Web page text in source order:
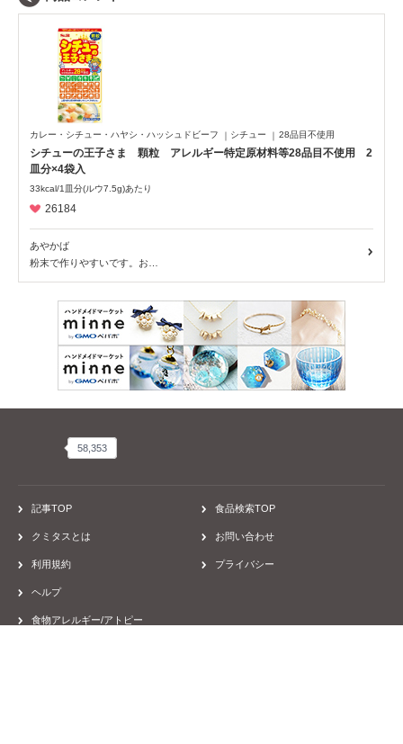
カレー・シチュー・ハヤシ・ハッシュドビーフ シチュー 28品目不使用
シチューの王子さま 顆粒 アレルギー特定原材料等28品目不使用 2
皿分×4袋入
33kcal/1皿分(ルウ7.5g)あたり
26184
あやかば
粉末で作りやすいです。お…
58,353
記事TOP 食品検索TOP
クミタスとは お問い合わせ
利用規約 プライバシー
ヘルプ
食物アレルギー/アトピー